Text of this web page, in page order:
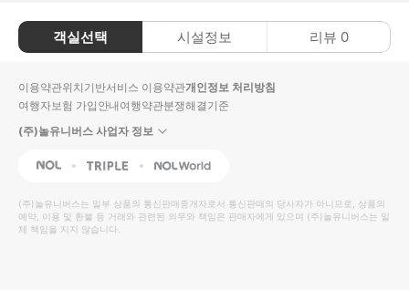
객실선택 시설정보 리뷰 0
이용약관위치기반서비스 이용약관개인정보 처리방침
여행자보험 가입안내여행약관분쟁해결기준
(주)놀유니버스 사업자 정보
NOL Triple Interpark Global
(주)놀유니버스는 일부 상품의 통신판매중개자로서 통신판매의 당사자가 아니므로, 상품의
예약, 이용 및 환불 등 거래와 관련된 의무와 책임은 판매자에게 있으며 (주)놀유니버스는 일
체 책임을 지지 않습니다.